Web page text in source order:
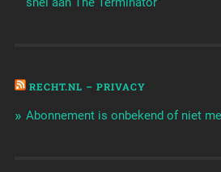
RECHT.NL – PRIVACY
Abonnement is onbekend of niet